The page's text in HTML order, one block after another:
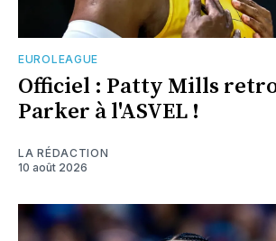
EUROLEAGUE
Officiel : Patty Mills
Parker à l'ASVEL !
LA RÉDACTION
10 août 2026